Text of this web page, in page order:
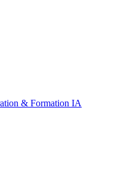
& Formation IA